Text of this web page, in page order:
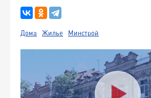
Дома Жилье Минстрой